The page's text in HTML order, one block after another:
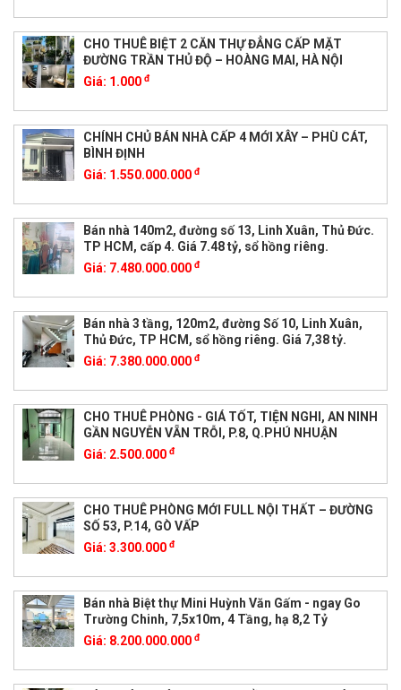
CHO THUÊ BIỆT 2 CĂN THỰ ĐẲNG CẤP MẶT
ĐƯỜNG TRẦN THỦ ĐỘ – HOÀNG MAI, HÀ NỘI
Giá: 1.000 đ
CHÍNH CHỦ BÁN NHÀ CẤP 4 MỚI XÂY – PHÙ CÁT,
BÌNH ĐỊNH
Giá: 1.550.000.000 đ
Bán nhà 140m2, đường số 13, Linh Xuân, Thủ Đức.
TP HCM, cấp 4. Giá 7.48 tỷ, sổ hồng riêng.
Giá: 7.480.000.000 đ
Bán nhà 3 tầng, 120m2, đường Số 10, Linh Xuân,
Thủ Đức, TP HCM, sổ hồng riêng. Giá 7,38 tỷ.
Giá: 7.380.000.000 đ
CHO THUÊ PHÒNG - GIÁ TỐT, TIỆN NGHI, AN NINH
GẦN NGUYỄN VẴN TRỖI, P.8, Q.PHÚ NHUẬN
Giá: 2.500.000 đ
CHO THUÊ PHÒNG MỚI FULL NỘI THẤT – ĐƯỜNG
SỐ 53, P.14, GÒ VẤP
Giá: 3.300.000 đ
Bán nhà Biệt thự Mini Huỳnh Văn Gấm - ngay Go
Trường Chinh, 7,5x10m, 4 Tầng, hạ 8,2 Tỷ
Giá: 8.200.000.000 đ